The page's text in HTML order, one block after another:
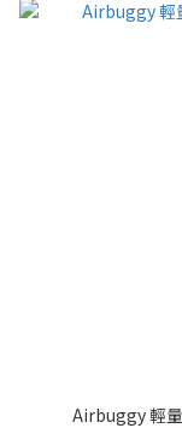
Airbuggy 輕